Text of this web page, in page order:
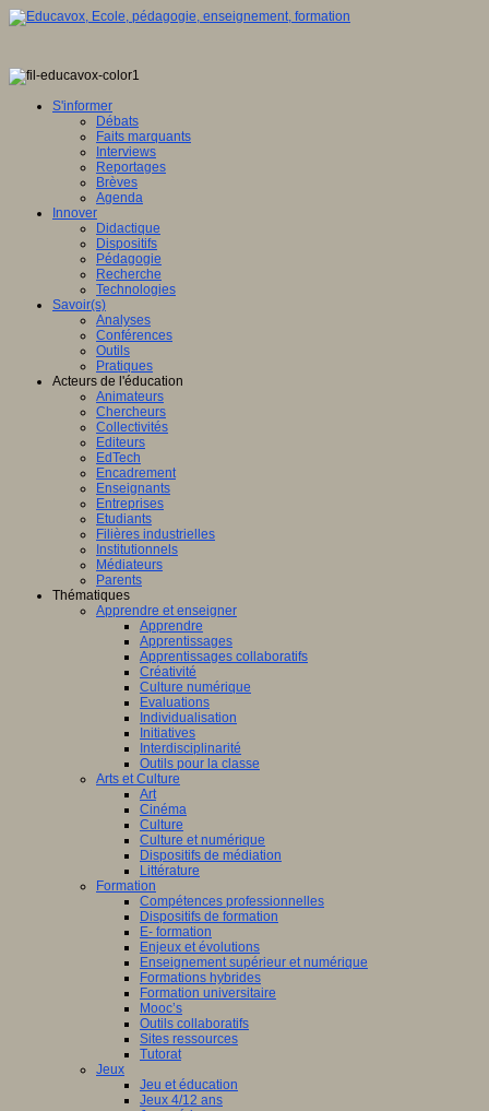
S'informer
Débats
Faits marquants
Interviews
Reportages
Brèves
Agenda
Innover
Didactique
Dispositifs
Pédagogie
Recherche
Technologies
Savoir(s)
Analyses
Conférences
Outils
Pratiques
Acteurs de l'éducation
Animateurs
Chercheurs
Collectivités
Editeurs
EdTech
Encadrement
Enseignants
Entreprises
Etudiants
Filières industrielles
Institutionnels
Médiateurs
Parents
Thématiques
Apprendre et enseigner
Apprendre
Apprentissages
Apprentissages collaboratifs
Créativité
Culture numérique
Evaluations
Individualisation
Initiatives
Interdisciplinarité
Outils pour la classe
Arts et Culture
Art
Cinéma
Culture
Culture et numérique
Dispositifs de médiation
Littérature
Formation
Compétences professionnelles
Dispositifs de formation
E- formation
Enjeux et évolutions
Enseignement supérieur et numérique
Formations hybrides
Formation universitaire
Mooc’s
Outils collaboratifs
Sites ressources
Tutorat
Jeux
Jeu et éducation
Jeux 4/12 ans